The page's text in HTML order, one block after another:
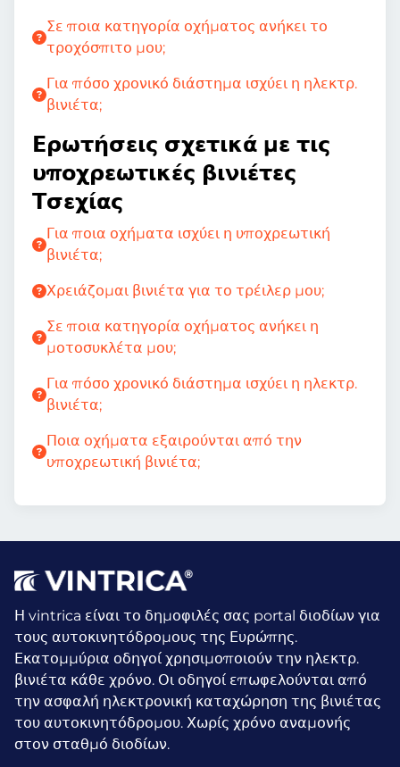
Σε ποια κατηγορία οχήματος ανήκει το
τροχόσπιτο μου;
Για πόσο χρονικό διάστημα ισχύει η ηλεκτρ.
βινιέτα;
Ερωτήσεις σχετικά με τις
υποχρεωτικές βινιέτες
Τσεχίας
Για ποια οχήματα ισχύει η υποχρεωτική
βινιέτα;
Χρειάζομαι βινιέτα για το τρέιλερ μου;
Σε ποια κατηγορία οχήματος ανήκει η
μοτοσυκλέτα μου;
Για πόσο χρονικό διάστημα ισχύει η ηλεκτρ.
βινιέτα;
Ποια οχήματα εξαιρούνται από την
υποχρεωτική βινιέτα;
Η vintrica είναι το δημοφιλές σας portal διοδίων για
τους αυτοκινητόδρομους της Ευρώπης.
Εκατομμύρια οδηγοί χρησιμοποιούν την ηλεκτρ.
βινιέτα κάθε χρόνο. Οι οδηγοί επωφελούνται από
την ασφαλή ηλεκτρονική καταχώρηση της βινιέτας
του αυτοκινητόδρομου. Χωρίς χρόνο αναμονής
στον σταθμό διοδίων.